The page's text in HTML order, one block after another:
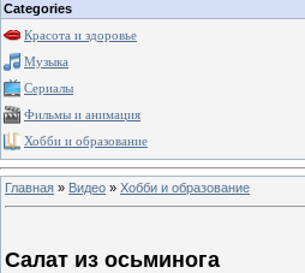
Categories
Красота и здоровье
Музыка
Сериалы
Фильмы и анимация
Хобби и образование
Главная » Видео » Хобби и образование
Салат из осьминога